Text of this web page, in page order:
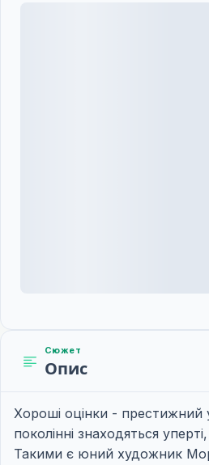
Сюжет
Опис
Хороші оцінки - престижний
поколінні знаходяться
Такими є юний художник